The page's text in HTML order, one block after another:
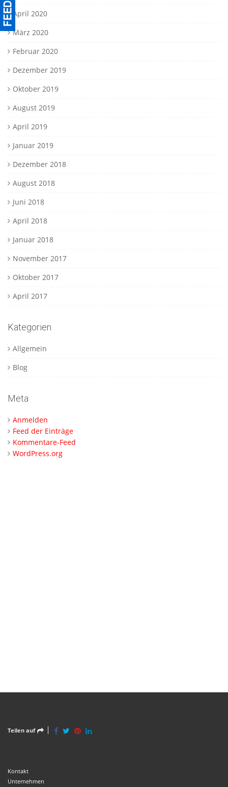
April 2020
März 2020
Februar 2020
Dezember 2019
Oktober 2019
August 2019
April 2019
Januar 2019
Dezember 2018
August 2018
Juni 2018
April 2018
Januar 2018
November 2017
Oktober 2017
April 2017
Kategorien
Allgemein
Blog
Meta
Anmelden
Feed der Einträge
Kommentare-Feed
WordPress.org
Teilen auf
Kontakt
Unternehmen